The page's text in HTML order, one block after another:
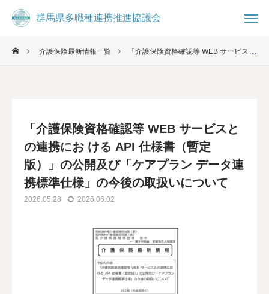
群馬県多職種連携推進協議会
介護保険最新情報一覧 「介護保険資格確認等 WEB サービスとの連携にお ける API 仕様書（暫定版）」の公開及び「ケアプラン データ連携標準仕様」の今後の取扱いについて
「介護保険資格確認等 WEB サービスと
の連携にお ける API 仕様書（暫定
版）」の公開及び「ケアプラン データ連
携標準仕様」の今後の取扱いについて
2026.05.28 2026.06.02
群馬県多職種連携推進協議会
コミュニティ
群馬県多職種連携推進協議会について
県民の方へ